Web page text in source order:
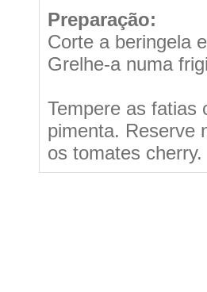
Preparação:
Corte a beringela
Grelhe-a numa
Tempere as fatias
pimenta. Reserve
os tomates cherry.